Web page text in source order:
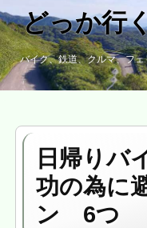
どっか行
バイク、鉄道、クルマ、フ
日帰りバ
功の為に
ン 6つ